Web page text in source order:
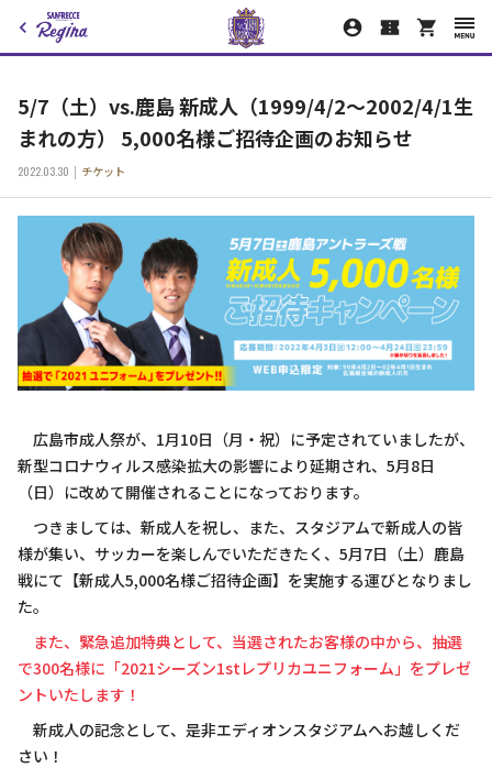
5/7（土）vs.鹿島 新成人（1999/4/2～2002/4/1生
まれの方） 5,000名様ご招待企画のお知らせ
2022.03.30 チケット
広島市成人祭が、1月10日（月・祝）に予定されていましたが、
新型コロナウィルス感染拡大の影響により延期され、5月8日
（日）に改めて開催されることになっております。
つきましては、新成人を祝し、また、スタジアムで新成人の皆
様が集い、サッカーを楽しんでいただきたく、5月7日（土）鹿島
戦にて【新成人5,000名様ご招待企画】を実施する運びとなりまし
た。
また、緊急追加特典として、当選されたお客様の中から、抽選
で300名様に「2021シーズン1stレプリカユニフォーム」をプレゼ
ントいたします！
新成人の記念として、是非エディオンスタジアムへお越しくだ
さい！